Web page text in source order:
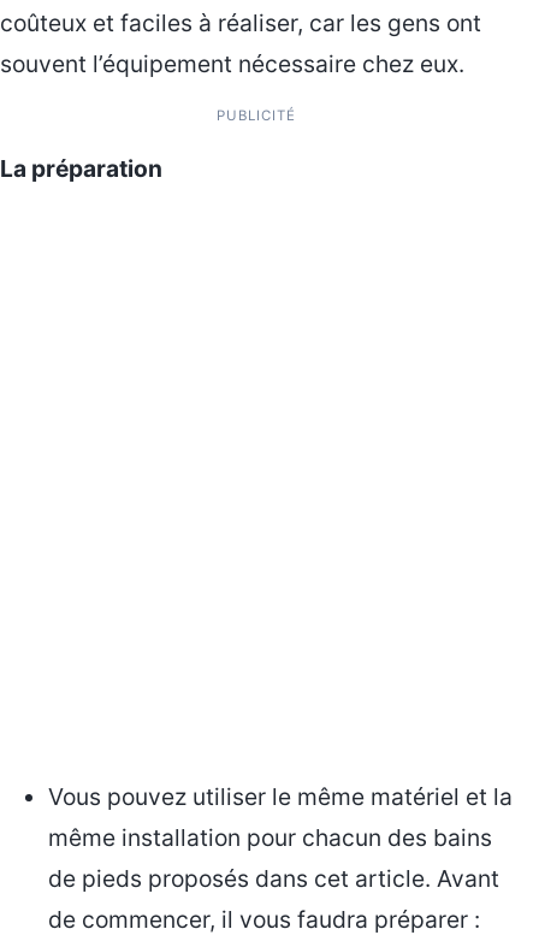
coûteux et faciles à réaliser, car les gens ont
souvent l’équipement nécessaire chez eux.
PUBLICITÉ
La préparation
Vous pouvez utiliser le même matériel et la
même installation pour chacun des bains
de pieds proposés dans cet article. Avant
de commencer, il vous faudra préparer :